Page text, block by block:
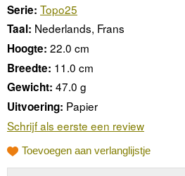
Serie: Topo25
Taal: Nederlands, Frans
Hoogte: 22.0 cm
Breedte: 11.0 cm
Gewicht: 47.0 g
Uitvoering: Papier
Schrijf als eerste een review
Toevoegen aan verlanglijstje